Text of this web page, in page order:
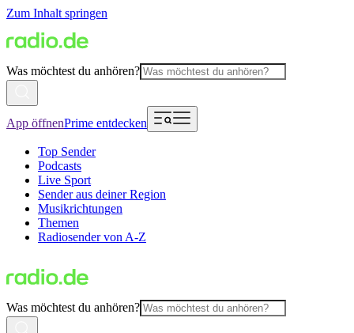
Zum Inhalt springen
Was möchtest du anhören?
App öffnenPrime entdecken
Top Sender
Podcasts
Live Sport
Sender aus deiner Region
Musikrichtungen
Themen
Radiosender von A-Z
Was möchtest du anhören?